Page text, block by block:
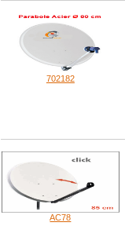
702182
AC78